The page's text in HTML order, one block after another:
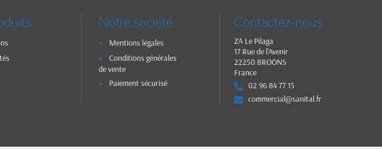
Notre société
Mentions légales
Conditions générales
de vente
Paiement sécurisé
Contactez-nous
ZA Le Pilaga
17 Rue de l'Avenir
22250 BROONS
France
02 96 84 77 15
commercial@sanital.fr